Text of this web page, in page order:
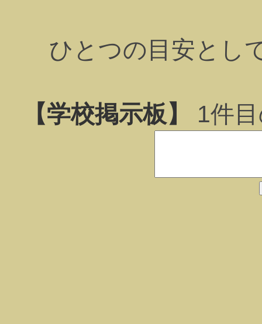
ひとつの目安とし
【学校掲示板】 1件